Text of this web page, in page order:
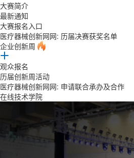
大赛简介
最新通知
大赛报名入口
医疗器械创新网网: 历届决赛获奖名单
企业创新周
观众报名
历届创新周活动
医疗器械创新网网: 申请联合承办及合作
在线技术学院